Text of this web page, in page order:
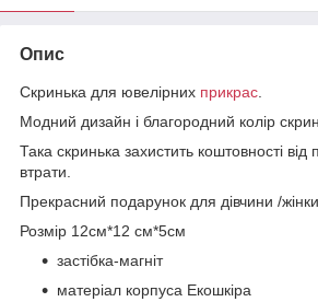
Опис
Скринька для ювелірних прикрас
Модний дизайн і благородний колір
Така скринька захистить коштовності
втрати.
Прекрасний подарунок для дівчини /жінки.
Розмір 12см*12 см*5см
застібка-магніт
матеріал корпуса Екошкіра